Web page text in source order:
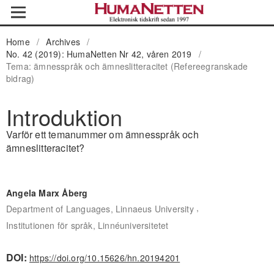
Home / Archives /
No. 42 (2019): HumaNetten Nr 42, våren 2019
/
Tema: ämnesspråk och ämneslitteracitet (Refereegranskade
bidrag)
Introduktion
Varför ett temanummer om ämnesspråk och
ämneslitteracitet?
Angela Marx Åberg
Department of Languages, Linnaeus University,
Institutionen för språk, Linnéuniversitetet
DOI: https://doi.org/10.15626/hn.20194201